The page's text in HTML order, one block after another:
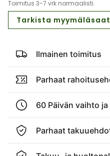
Toimitus 3-7 vrk normaalisti.
Tarkista
Ilmainen toimitus
Parhaat
60 Päivän vaihto
Parhaat